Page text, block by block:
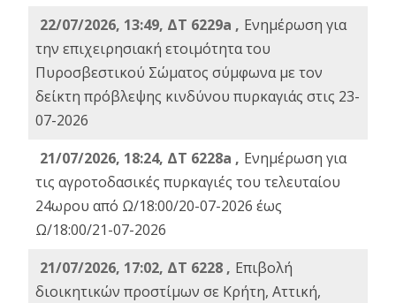
22/07/2026, 13:49, ΔΤ 6229a , Ενημέρωση για
την επιχειρησιακή ετοιμότητα του
Πυροσβεστικού Σώματος σύμφωνα με τον
δείκτη πρόβλεψης κινδύνου πυρκαγιάς στις 23-
07-2026
21/07/2026, 18:24, ΔΤ 6228a , Ενημέρωση για
τις αγροτοδασικές πυρκαγιές του τελευταίου
24ωρου από Ω/18:00/20-07-2026 έως
Ω/18:00/21-07-2026
21/07/2026, 17:02, ΔΤ 6228 , Επιβολή
διοικητικών προστίμων σε Κρήτη, Αττική,